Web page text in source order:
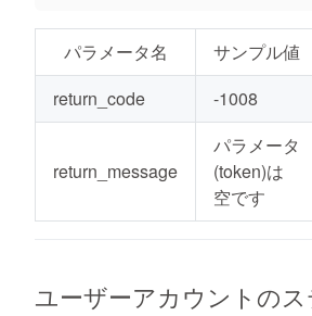
パラメータ名 サンプル値
return_code
-1008
return_message
パラメータ
(token)は
空です
ユーザーアカウントのス